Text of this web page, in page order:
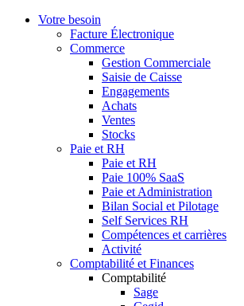
Votre besoin
Facture Électronique
Commerce
Gestion Commerciale
Saisie de Caisse
Engagements
Achats
Ventes
Stocks
Paie et RH
Paie et RH
Paie 100% SaaS
Paie et Administration
Bilan Social et Pilotage
Self Services RH
Compétences et carrières
Activité
Comptabilité et Finances
Comptabilité
Sage